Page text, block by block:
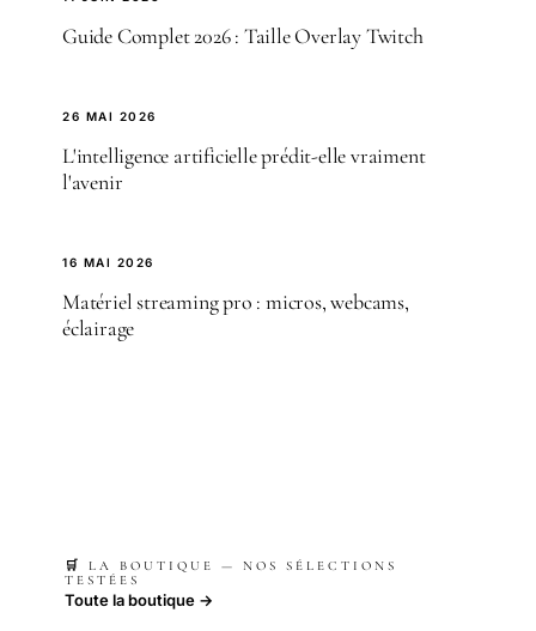
Guide Complet 2026 : Taille Overlay Twitch
26 MAI 2026
L'intelligence artificielle prédit-elle vraiment
l'avenir
16 MAI 2026
Matériel streaming pro : micros, webcams,
éclairage
🛒 LA BOUTIQUE — NOS SÉLECTIONS
TESTÉES
Toute la boutique →